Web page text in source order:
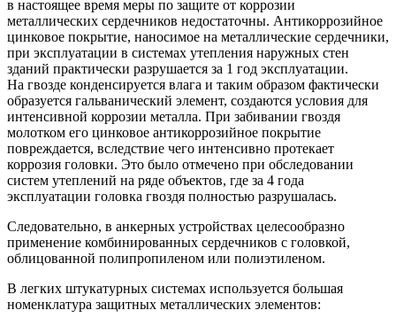
в настоящее время меры по защите от коррозии
металлических сердечников недостаточны. Антикоррозийное
цинковое покрытие, наносимое на металлические сердечники,
при эксплуатации в системах утепления наружных стен
зданий практически разрушается за 1 год эксплуатации.
На гвозде конденсируется влага и таким образом фактически
образуется гальванический элемент, создаются условия для
интенсивной коррозии металла. При забивании гвоздя
молотком его цинковое антикоррозийное покрытие
повреждается, вследствие чего интенсивно протекает
коррозия головки. Это было отмечено при обследовании
систем утеплений на ряде объектов, где за 4 года
эксплуатации головка гвоздя полностью разрушалась.
Следовательно, в анкерных устройствах целесообразно
применение комбинированных сердечников с головкой,
облицованной полипропиленом или полиэтиленом.
В легких штукатурных системах используется большая
номенклатура защитных металлических элементов: